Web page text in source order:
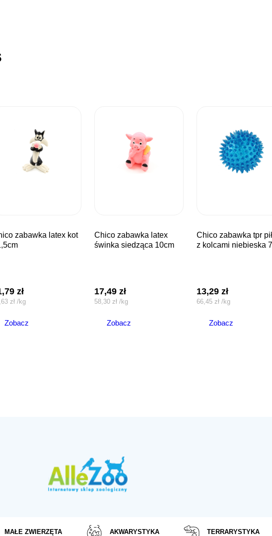
zł
zł /kg
Zobacz
chico zabawka latex
świnka siedząca 10cm
17,49 zł
58,30 zł /kg
Zobacz
chico zabawka tpr piłka
z kolcami niebieska
13,29 zł
66,45 zł /kg
Zobacz
MAŁE ZWIERZĘTA AKWARYSTYKA TERRARYSTYKA